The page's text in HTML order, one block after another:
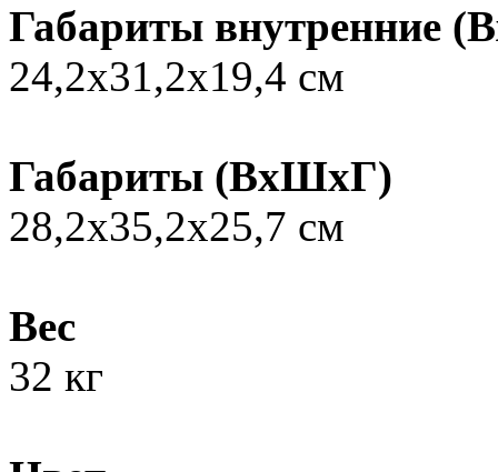
Габариты внутренние
24,2х31,2х19,4 см
Габариты (ВxШxГ)
28,2х35,2х25,7 см
Вес
32 кг